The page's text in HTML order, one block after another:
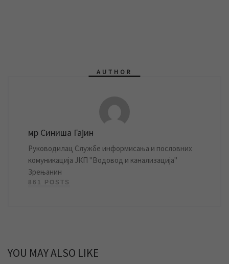
AUTHOR
мр Синиша Гајин
Руководилац Службе информисања и пословних
комуникација ЈКП "Водовод и канализација"
Зрењанин
861 POSTS
YOU MAY ALSO LIKE